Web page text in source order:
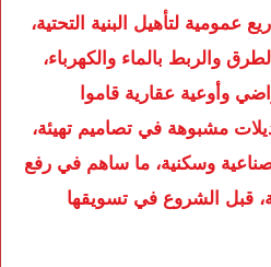
عمومية لتأهيل البنية التحتية،
والربط بالماء والكهرباء،
وأوعية عقارية قاموا
مشبوهة في تصاميم تهيئة،
وسكنية، ما ساهم في رفع
قبل الشروع في تسويقها